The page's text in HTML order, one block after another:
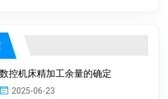
数控机床精加工余量的确定
2025-06-23